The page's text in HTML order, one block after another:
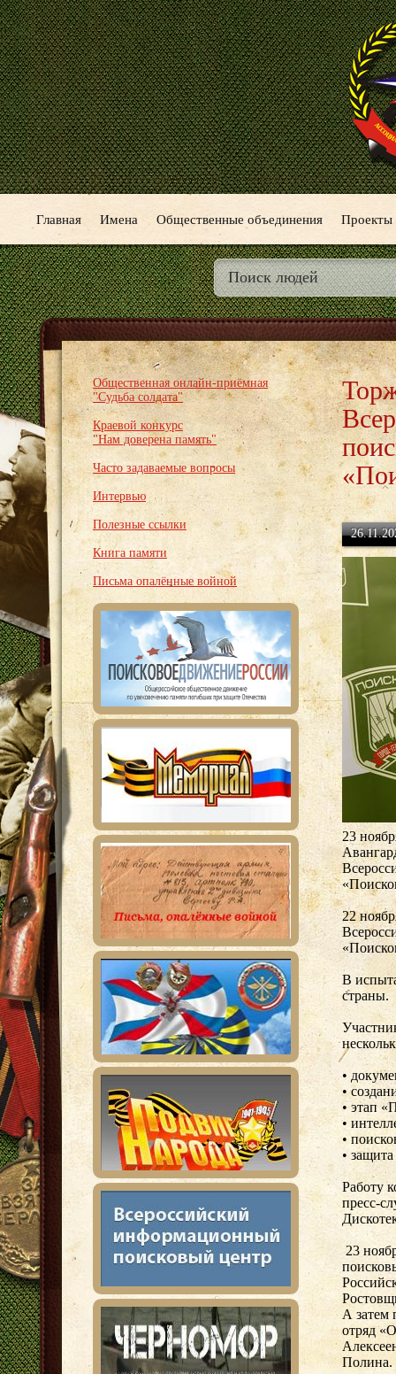
Главная Имена Общественные объединения Проекты
Общественная онлайн-приёмная
"Судьба солдата"
Краевой конкурс
"Нам доверена память"
Часто задаваемые вопросы
Интервью
Полезные ссылки
Книга памяти
Письма опалённые войной
23
22
В
страны.
•
•
• этап
•
•
•
Работу
пресс-
23
А затем
отряд
Полина.